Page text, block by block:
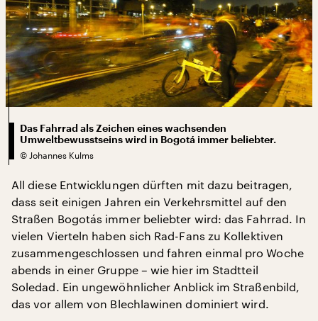
Das Fahrrad als Zeichen eines wachsenden
Umweltbewusstseins wird in Bogotá immer beliebter.
© Johannes Kulms
All diese Entwicklungen dürften mit dazu beitragen,
dass seit einigen Jahren ein Verkehrsmittel auf den
Straßen Bogotás immer beliebter wird: das Fahrrad. In
vielen Vierteln haben sich Rad-Fans zu Kollektiven
zusammengeschlossen und fahren einmal pro Woche
abends in einer Gruppe – wie hier im Stadtteil
Soledad. Ein ungewöhnlicher Anblick im Straßenbild,
das vor allem von Blechlawinen dominiert wird.